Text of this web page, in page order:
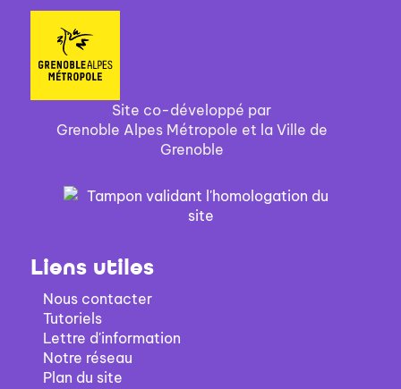
Site co-développé par
Grenoble Alpes Métropole et la Ville de
Grenoble
Liens utiles
Nous contacter
Tutoriels
Lettre d'information
Notre réseau
Plan du site